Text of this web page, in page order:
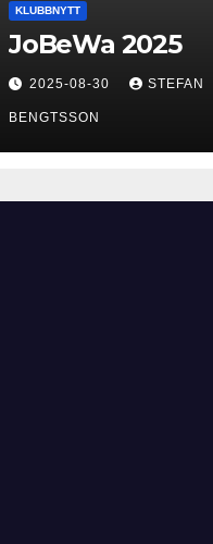
KLUBBNYTT
JoBeWa 2025
2025-08-30 STEFAN
BENGTSSON